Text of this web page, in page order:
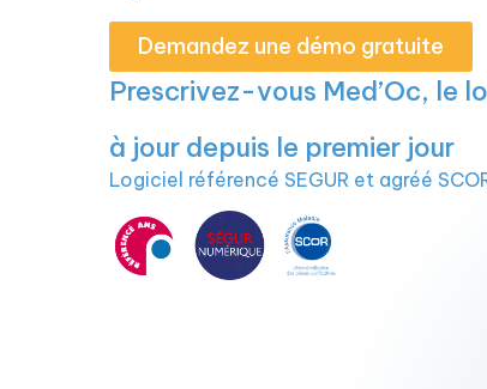
Demandez une démo gratuite
Prescrivez-vous Med’Oc, le
à jour depuis le premier jour
Logiciel référencé SEGUR et agréé